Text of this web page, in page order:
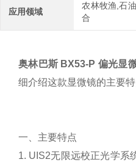
应用领域
农林牧渔,石
合
奥林巴斯 BX53-P 偏光显
细介绍这款显微镜的主要
一、主要特点
1. UIS2无限远校正光学系